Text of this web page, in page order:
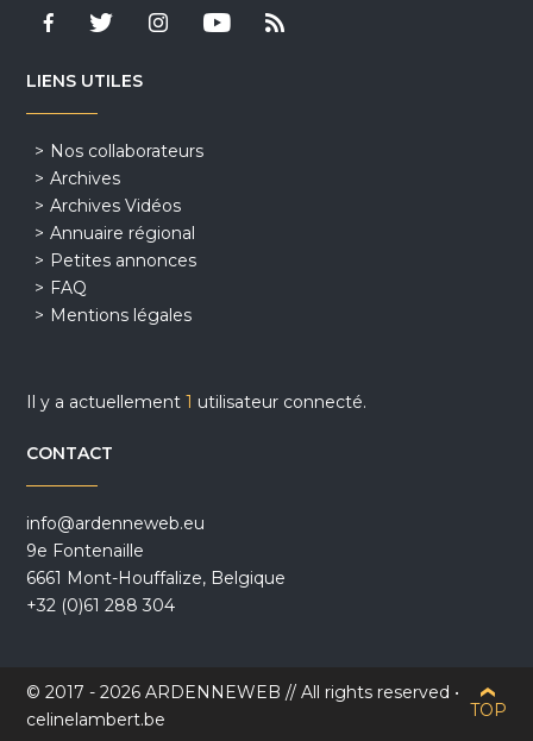
LIENS UTILES
Nos collaborateurs
Archives
Archives Vidéos
Annuaire régional
Petites annonces
FAQ
Mentions légales
Il y a actuellement1 utilisateur connecté.
CONTACT
info@ardenneweb.eu
9e Fontenaille
6661 Mont-Houffalize, Belgique
+32 (0)61 288 304
© 2017 - 2026 ARDENNEWEB // All rights reserved •
celinelambert.be
TOP